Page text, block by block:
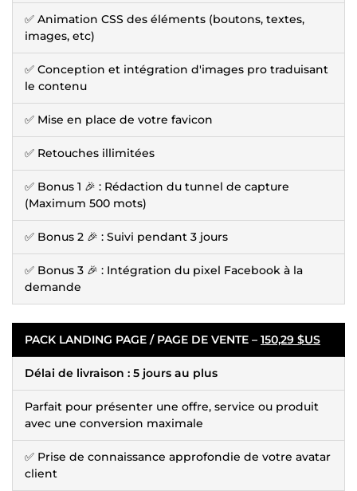
✅ Animation CSS des éléments (boutons, textes,
images, etc)
✅ Conception et intégration d'images pro traduisant
le contenu
✅ Mise en place de votre favicon
✅ Retouches illimitées
✅ Bonus 1 🎉 : Rédaction du tunnel de capture
(Maximum 500 mots)
✅ Bonus 2 🎉 : Suivi pendant 3 jours
✅ Bonus 3 🎉 : Intégration du pixel Facebook à la
demande
PACK LANDING PAGE / PAGE DE VENTE – 150,29 $US
Délai de livraison : 5 jours au plus
Parfait pour présenter une offre, service ou produit
avec une conversion maximale
✅ Prise de connaissance approfondie de votre avatar
client